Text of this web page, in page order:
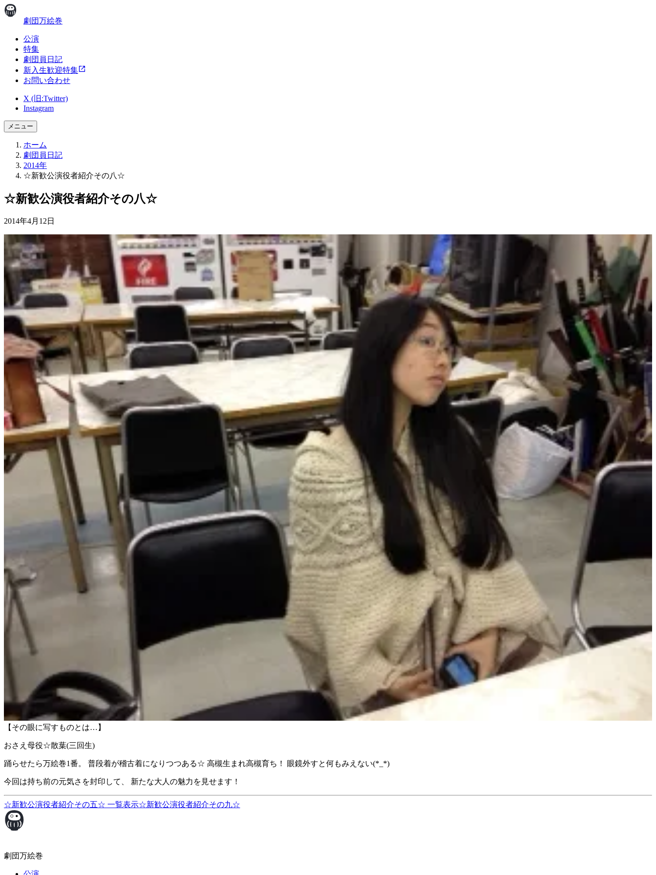
劇団万絵巻
公演
特集
劇団員日記
新入生歓迎特集
お問い合わせ
X (旧:Twitter)
Instagram
メニュー
ホーム
劇団員日記
2014年
☆新歓公演役者紹介その八☆
☆新歓公演役者紹介その八☆
2014年4月12日
【その眼に写すものとは…】
おさえ母役☆散葉(三回生)
踊らせたら万絵巻1番。 普段着が稽古着になりつつある☆ 高槻生まれ高槻育ち！ 眼鏡外すと何もみえない(*_*)
今回は持ち前の元気さを封印して、 新たな大人の魅力を見せます！
☆新歓公演役者紹介その五☆ 一覧表示☆新歓公演役者紹介その九☆
劇団万絵巻